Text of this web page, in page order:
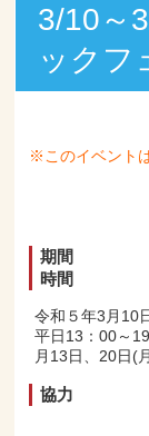
3/10～
ックフ
※このイベント
期間
時間
令和５年3月10
平日13：00～
月13日、20日(
協力